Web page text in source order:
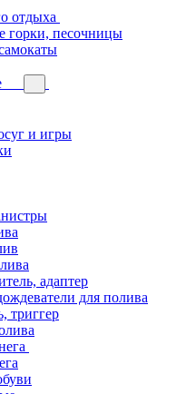
отдыха
горки, песочницы
и игры
адаптер
для полива
триггер